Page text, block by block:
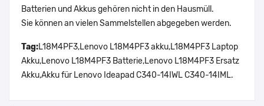
Batterien und Akkus gehören nicht in den Hausmüll.
Sie können an vielen Sammelstellen abgegeben werden.
Tag:L18M4PF3,Lenovo L18M4PF3 akku,L18M4PF3 Laptop
Akku,Lenovo L18M4PF3 Batterie,Lenovo L18M4PF3 Ersatz
Akku,Akku für Lenovo Ideapad C340-14IWL C340-14IML.